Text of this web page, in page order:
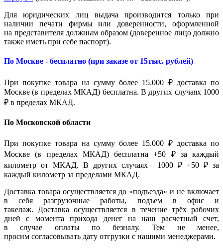
Для юридических лиц выдача производится только при
наличии печати фирмы или доверенности, оформленной
на представителя должным образом (доверенное лицо должно
также иметь при себе паспорт).
По Москве - бесплатно (при заказе от 15тыс. рублей)
При покупке товара на сумму более 15.000 ₽ доставка по
Москве (в пределах МКАД) бесплатна. В других случаях 1000
₽ в пределах МКАД.
По Московской области
При покупке товара на сумму более 15.000 ₽ доставка по
Москве (в пределах МКАД) бесплатна +50 ₽ за каждый
километр от МКАД. В других случаях 1000 ₽ +50 ₽ за
каждый километр за пределами МКАД.
Доставка товара осуществляется до «подъезда» и не включает
в себя разгрузочные работы, подъем в офис и
такелаж. Доставка осуществляется в течение трёх рабочих
дней с момента прихода денег на наш расчетный счет,
в случае оплаты по безналу. Тем не менее,
просим согласовывать дату отгрузки с нашими менеджерами.